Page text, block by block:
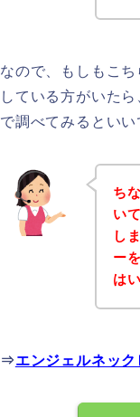
なので、もしもこ
している方がいた
で調べてみるといい
ち
い
し
ー
は
⇒エンジェルネッ